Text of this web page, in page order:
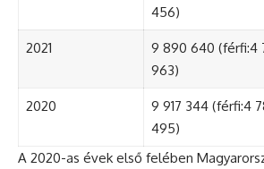
456)
2021
9 890 640 (férfi:4
963)
2020
9 917 344 (férfi:4
495)
A 2020-as évek első felében